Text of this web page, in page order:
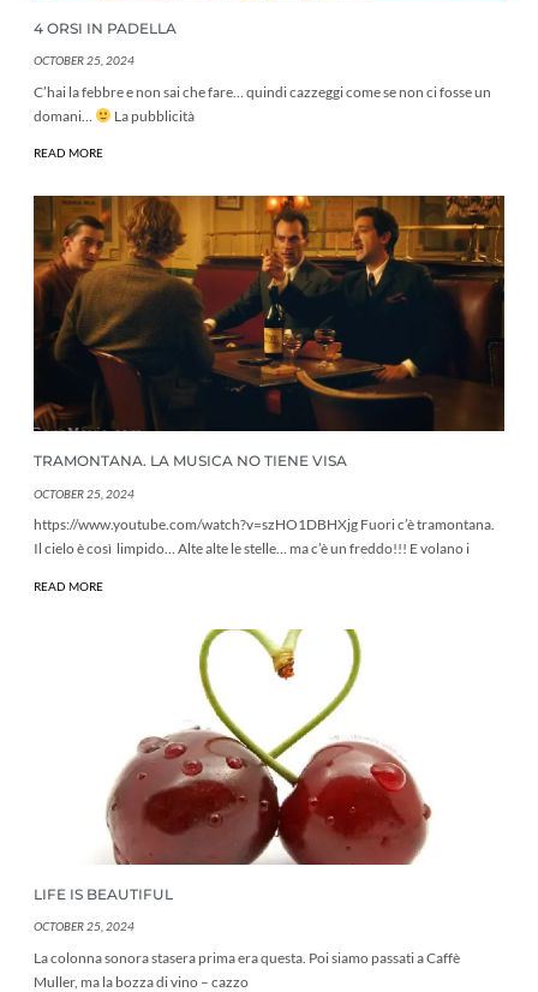
4 ORSI IN PADELLA
OCTOBER 25, 2024
C’hai la febbre e non sai che fare… quindi cazzeggi come se non ci fosse un
domani…
La pubblicità
READ MORE
TRAMONTANA. LA MUSICA NO TIENE VISA
OCTOBER 25, 2024
https://www.youtube.com/watch?v=szHO1DBHXjg Fuori c’è tramontana.
Il cielo è così limpido… Alte alte le stelle… ma c’è un freddo!!! E volano i
READ MORE
LIFE IS BEAUTIFUL
OCTOBER 25, 2024
La colonna sonora stasera prima era questa. Poi siamo passati a Caffè
Muller, ma la bozza di vino – cazzo